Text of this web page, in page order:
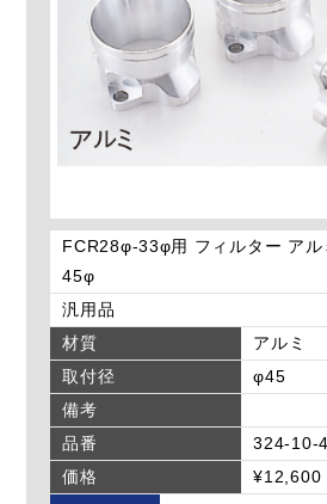
FCR28φ-33φ用 フィルター アル
45φ
汎用品
材質
アルミ
取付径
φ45
備考
品番
324-10-
価格
¥12,600